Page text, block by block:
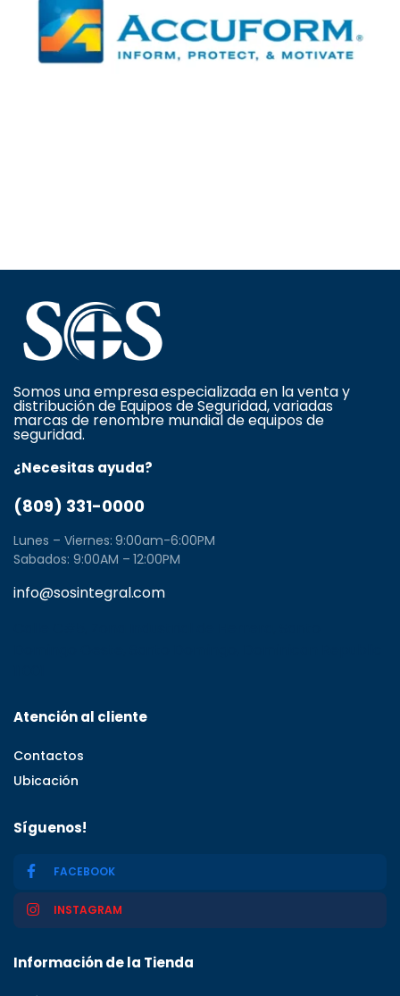
Somos una empresa especializada en la venta y
distribución de Equipos de Seguridad, variadas
marcas de renombre mundial de equipos de
seguridad.
¿Necesitas ayuda?
(809) 331-0000
Lunes – Viernes: 9:00am-6:00PM
Sabados: 9:00AM – 12:00PM
info@sosintegral.com
Atención al cliente
Contactos
Ubicación
Síguenos!
FACEBOOK
INSTAGRAM
Información de la Tienda